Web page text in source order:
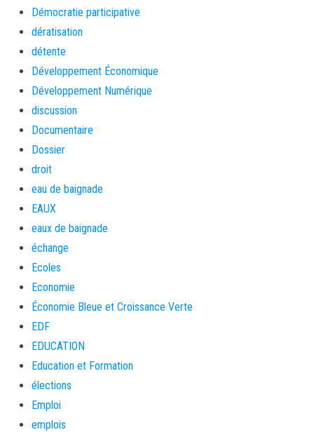
Démocratie participative
dératisation
détente
Développement Économique
Développement Numérique
discussion
Documentaire
Dossier
droit
eau de baignade
EAUX
eaux de baignade
échange
Ecoles
Economie
Économie Bleue et Croissance Verte
EDF
EDUCATION
Education et Formation
élections
Emploi
emplois